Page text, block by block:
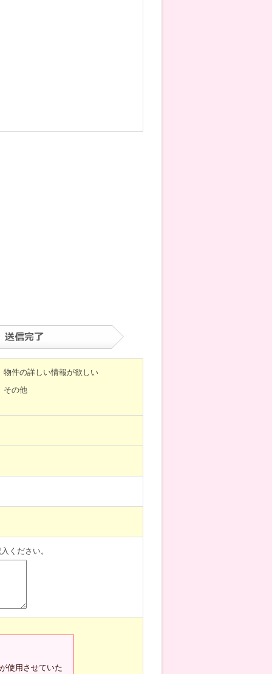
物件の詳しい情報が欲しい
その他
ください。
使用させていた